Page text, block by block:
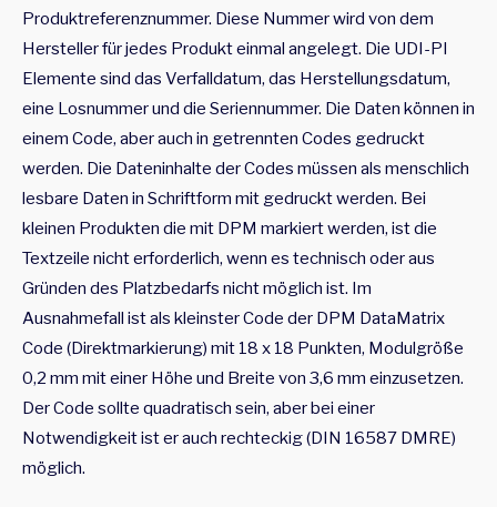
Produktreferenznummer. Diese Nummer wird von dem
Hersteller für jedes Produkt einmal angelegt. Die UDI-PI
Elemente sind das Verfalldatum, das Herstellungsdatum,
eine Losnummer und die Seriennummer. Die Daten können in
einem Code, aber auch in getrennten Codes gedruckt
werden. Die Dateninhalte der Codes müssen als menschlich
lesbare Daten in Schriftform mit gedruckt werden. Bei
kleinen Produkten die mit DPM markiert werden, ist die
Textzeile nicht erforderlich, wenn es technisch oder aus
Gründen des Platzbedarfs nicht möglich ist. Im
Ausnahmefall ist als kleinster Code der DPM DataMatrix
Code (Direktmarkierung) mit 18 x 18 Punkten, Modulgröße
0,2 mm mit einer Höhe und Breite von 3,6 mm einzusetzen.
Der Code sollte quadratisch sein, aber bei einer
Notwendigkeit ist er auch rechteckig (DIN 16587 DMRE)
möglich.